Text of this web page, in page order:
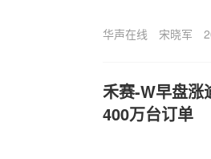
华声在线 宋晓军
禾赛-W早盘涨
400万台订单